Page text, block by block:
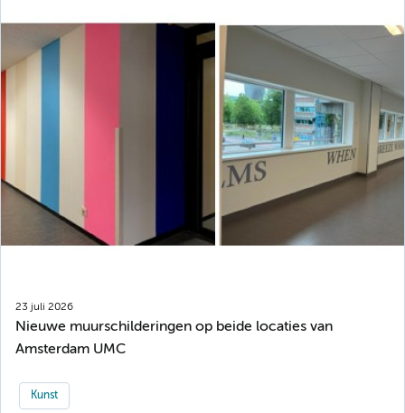
23 juli 2026
Nieuwe muurschilderingen op beide locaties van
Amsterdam UMC
Kunst